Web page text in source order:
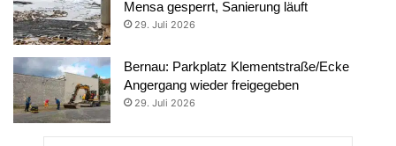
Mensa gesperrt, Sanierung läuft
29. Juli 2026
Bernau: Parkplatz Klementstraße/Ecke
Angergang wieder freigegeben
29. Juli 2026